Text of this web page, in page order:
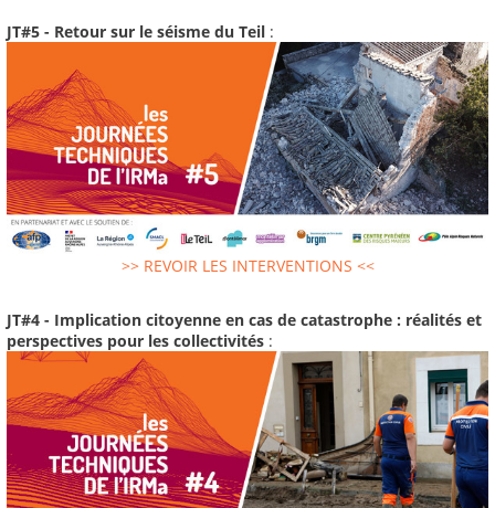
JT#5 - Retour sur le séisme du Teil :
>> REVOIR LES INTERVENTIONS <<
JT#4 - Implication citoyenne en cas de catastrophe : réalités et
perspectives pour les collectivités :